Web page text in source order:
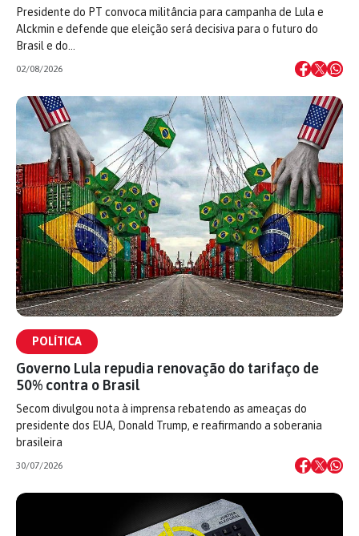
Presidente do PT convoca militância para campanha de Lula e
Alckmin e defende que eleição será decisiva para o futuro do
Brasil e do…
02/08/2026
POLÍTICA
Governo Lula repudia renovação do tarifaço de
50% contra o Brasil
Secom divulgou nota à imprensa rebatendo as ameaças do
presidente dos EUA, Donald Trump, e reafirmando a soberania
brasileira
30/07/2026